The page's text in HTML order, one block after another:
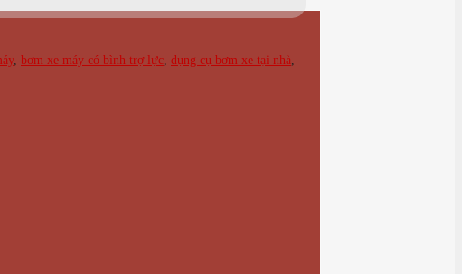
, bơm xe máy có bình trợ lực dụng cụ bơm xe tại nhà